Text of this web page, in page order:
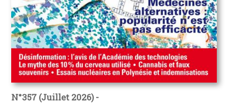
N°357 (Juillet 2026) -